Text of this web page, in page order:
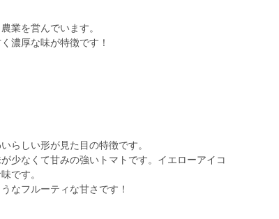
業を営んでいます。
濃厚な味が特徴です！
らしい形が見た目の特徴です。
少なくて甘みの強いトマトです。イエローアイコ
です。
なフルーティな甘さです！